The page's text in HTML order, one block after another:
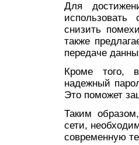
Для
снизить
также
передаче
Кроме того,
надежный
Это поможет
Таким
сети,
современную